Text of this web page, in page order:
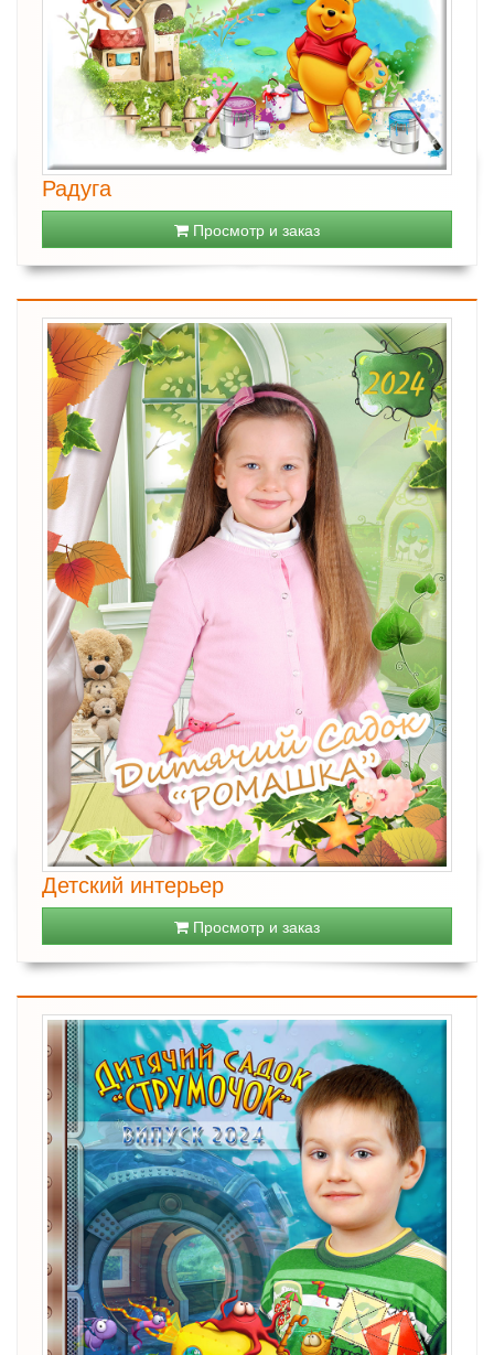
Радуга
Просмотр и заказ
Детский интерьер
Просмотр и заказ